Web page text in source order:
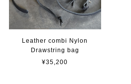
Leather combi Nylon
Drawstring bag
¥35,200